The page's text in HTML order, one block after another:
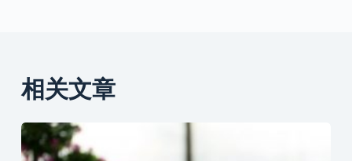
相关文章